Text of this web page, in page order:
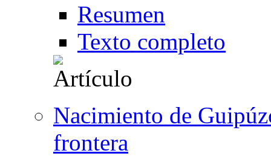
Resumen
Texto completo
Nacimiento de
frontera